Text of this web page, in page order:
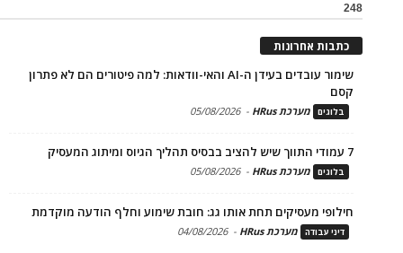
248
כתבות אחרונות
שימור עובדים בעידן ה-AI והאי-וודאות: למה פיטורים הם לא פתרון
קסם
בלוגים מערכת HRus -
05/08/2026
7 עמודי התווך שיש להציב בבסיס תהליך הגיוס ומיתוג המעסיק
בלוגים מערכת HRus -
05/08/2026
חילופי מעסיקים תחת אותו גג: חובת שימוע וחלף הודעה מוקדמת
דיני עבודה מערכת HRus -
04/08/2026